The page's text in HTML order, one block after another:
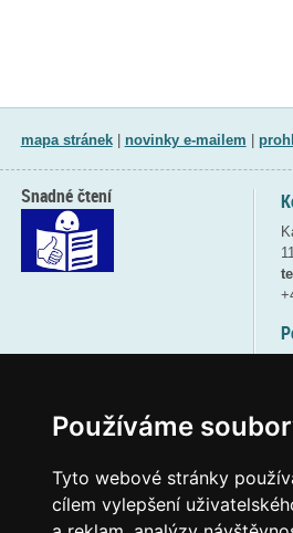
Používáme
Tyto webové stránky
cílem vylepšení
mapa stránek| novinky e-mailem
Snadné čtení